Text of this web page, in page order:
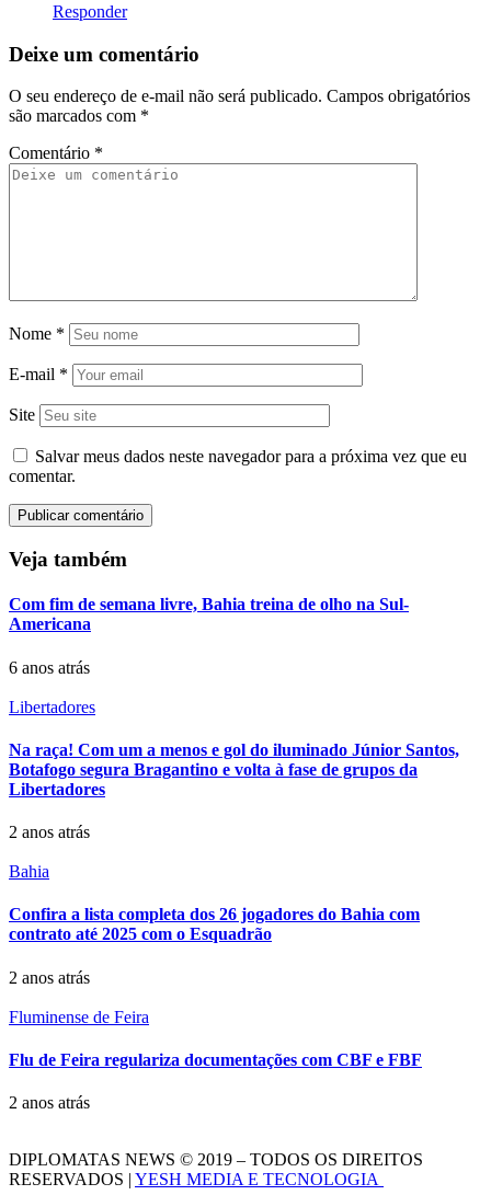
Responder
Deixe um comentário
O seu endereço de e-mail não será publicado. Campos obrigatórios
são marcados com *
Comentário *
Nome *
E-mail *
Site
Salvar meus dados neste navegador para a próxima vez que eu
comentar.
Veja também
Com fim de semana livre, Bahia treina de olho na Sul-
Americana
6 anos atrás
Libertadores
Na raça! Com um a menos e gol do iluminado Júnior Santos,
Botafogo segura Bragantino e volta à fase de grupos da
Libertadores
2 anos atrás
Bahia
Confira a lista completa dos 26 jogadores do Bahia com
contrato até 2025 com o Esquadrão
2 anos atrás
Fluminense de Feira
Flu de Feira regulariza documentações com CBF e FBF
2 anos atrás
DIPLOMATAS NEWS © 2019 – TODOS OS DIREITOS
RESERVADOS | YESH MEDIA E TECNOLOGIA